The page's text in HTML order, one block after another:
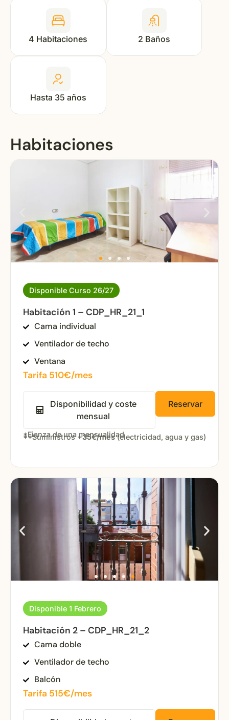
4 Habitaciones 2 Baños
Hasta 35 años
Habitaciones
Disponible Curso 26/27
Habitación 1 – CDP_HR_21_1
Cama individual
Ventilador de techo
Ventana
Tarifa 510€/mes
Disponibilidad y coste
mensual
Reservar
*Fianza de una mensualidad
**Suministros+35€/mes(electricidad, agua y gas)
Disponible 1 Febrero
Habitación 2 – CDP_HR_21_2
Cama doble
Ventilador de techo
Balcón
Tarifa 515€/mes